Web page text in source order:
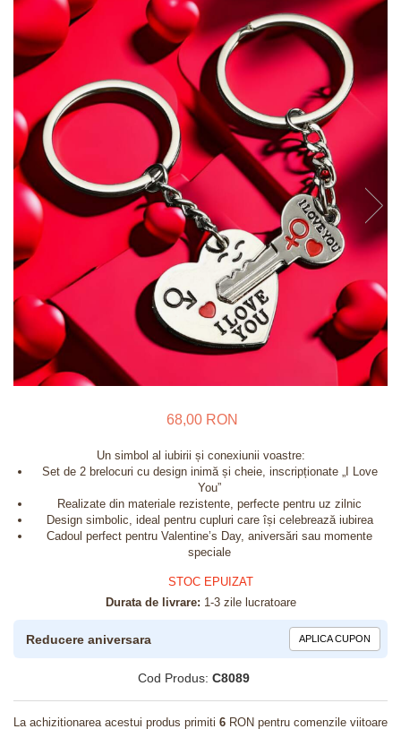
Bijuterii pentru barbati
Inele
Lanturi
Talismane
Verighete
Bijuterii din argint placate cu aur
24K
68,00 RON
Un simbol al iubirii și conexiunii voastre:
Set de 2 brelocuri cu design inimă și cheie, inscripționate „I Love
You”
Realizate din materiale rezistente, perfecte pentru uz zilnic
Design simbolic, ideal pentru cupluri care își celebrează iubirea
Cadoul perfect pentru Valentine’s Day, aniversări sau momente
speciale
STOC EPUIZAT
Durata de livrare: 1-3 zile lucratoare
Reducere aniversara APLICA CUPON
Cod Produs: C8089
La achizitionarea acestui produs primiti 6 RON pentru comenzile viitoare